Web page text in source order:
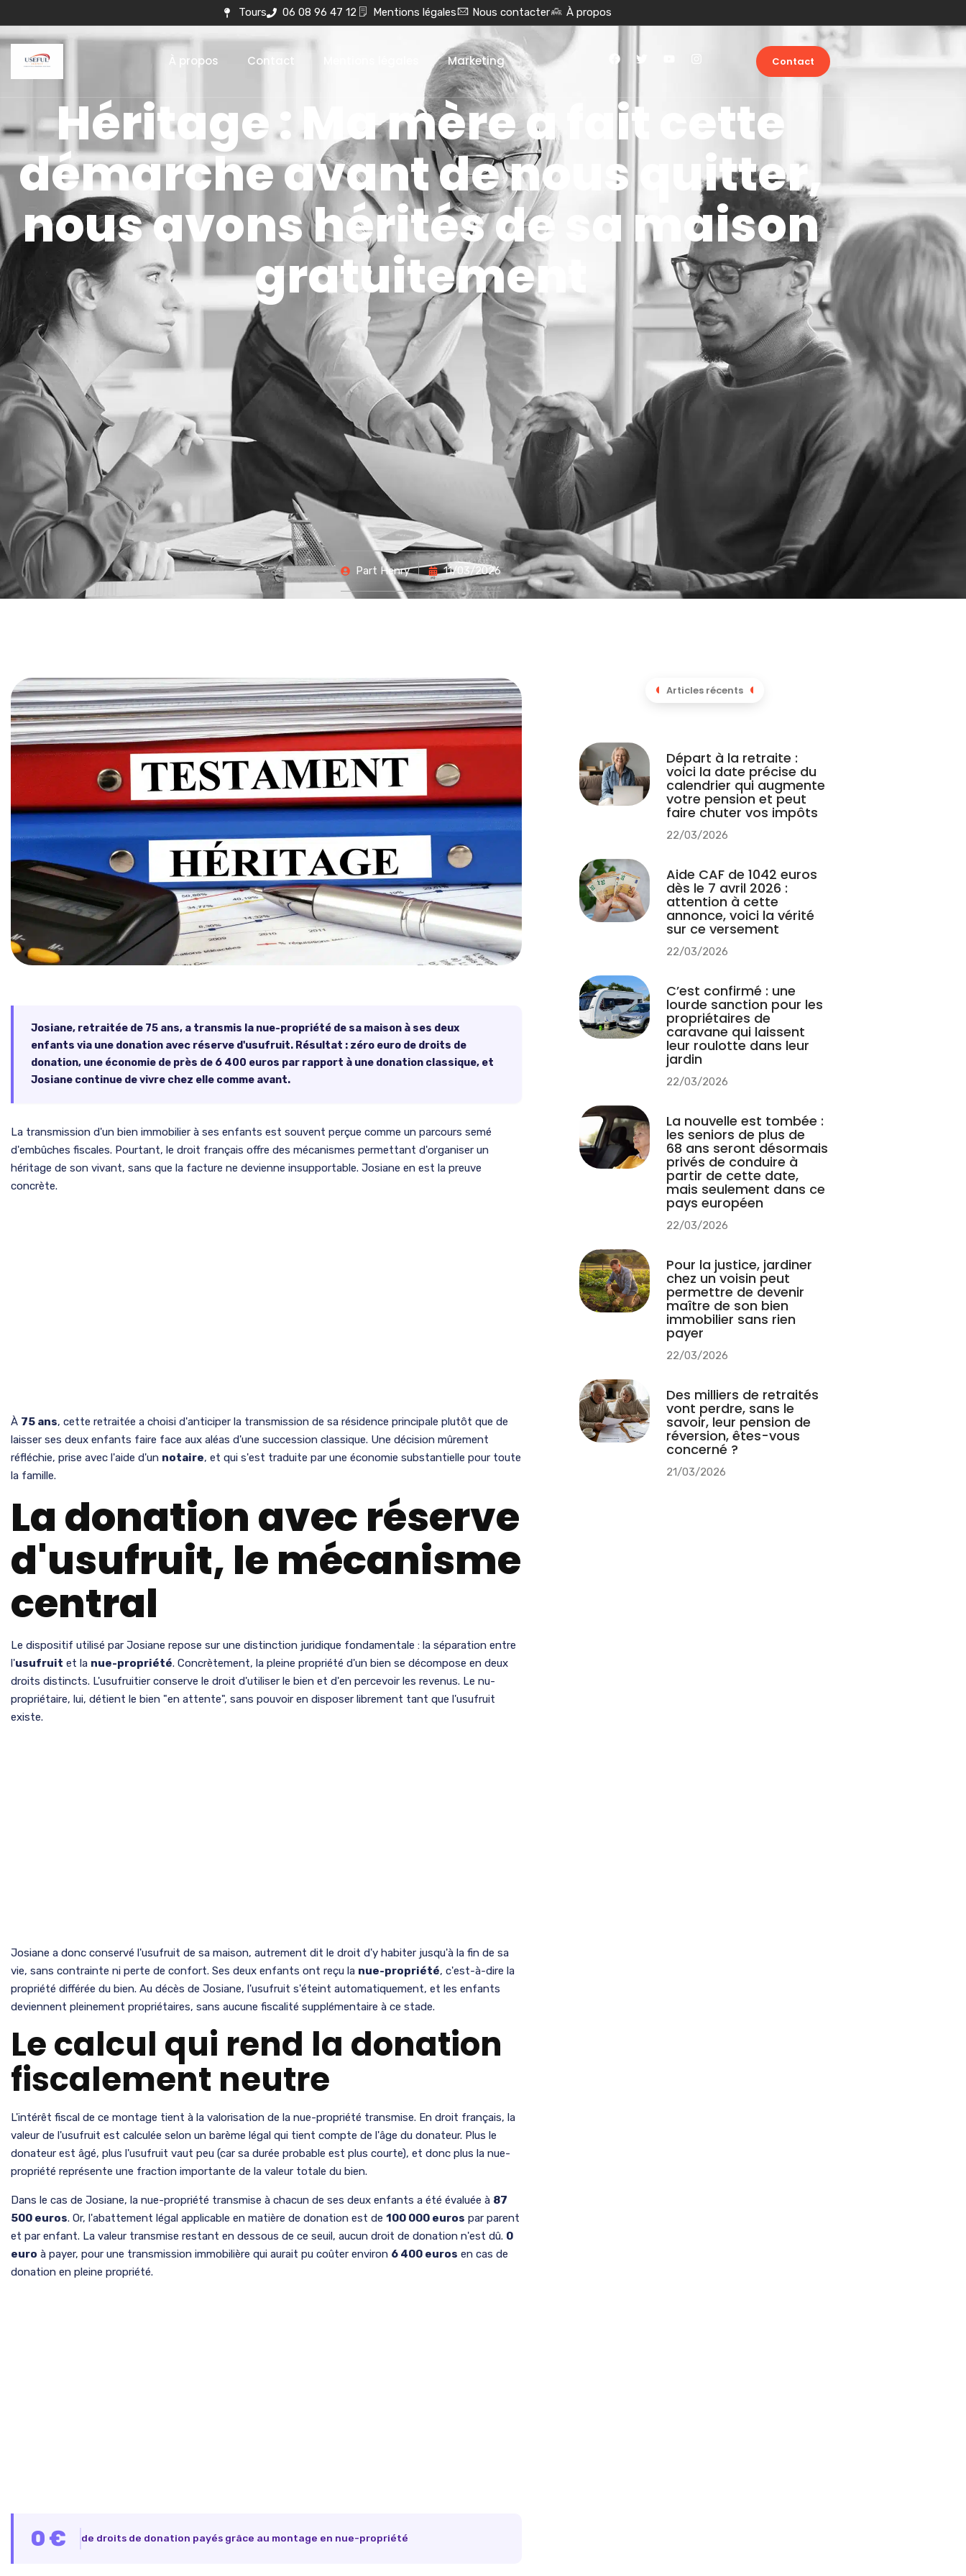
Tours 06 08 96 47 12 Mentions légales Nous contacter À propos
À propos Contact Marketing Contact
Héritage : Ma mère a fait cette
démarche avant de nous quitter,
nous avons hérités de sa maison
gratuitement
Part Henry 11/03/2026
Josiane, retraitée de 75 ans, a transmis la nue-propriété de sa maison à ses deux
enfants via une donation avec réserve d'usufruit. Résultat : zéro euro de droits de
donation, une économie de près de 6 400 euros par rapport à une donation classique, et
Josiane continue de vivre chez elle comme avant.
La transmission d'un bien immobilier à ses enfants est souvent perçue comme un parcours semé
d'embûches fiscales. Pourtant, le droit français offre des mécanismes permettant d'organiser un
héritage de son vivant, sans que la facture ne devienne insupportable. Josiane en est la preuve
concrète.
À 75 ans, cette retraitée a choisi d'anticiper la transmission de sa résidence principale plutôt que de
laisser ses deux enfants faire face aux aléas d'une succession classique. Une décision mûrement
réfléchie, prise avec l'aide d'un notaire, et qui s'est traduite par une économie substantielle pour toute
la famille.
La donation avec réserve
d'usufruit, le mécanisme
central
Le dispositif utilisé par Josiane repose sur une distinction juridique fondamentale : la séparation entre
l'usufruit et la nue-propriété. Concrètement, la pleine propriété d'un bien se décompose en deux
droits distincts. L'usufruitier conserve le droit d'utiliser le bien et d'en percevoir les revenus. Le nu-
propriétaire, lui, détient le bien "en attente", sans pouvoir en disposer librement tant que l'usufruit
existe.
Josiane a donc conservé l'usufruit de sa maison, autrement dit le droit d'y habiter jusqu'à la fin de sa
vie, sans contrainte ni perte de confort. Ses deux enfants ont reçu la nue-propriété, c'est-à-dire la
propriété différée du bien. Au décès de Josiane, l'usufruit s'éteint automatiquement, et les enfants
deviennent pleinement propriétaires, sans aucune fiscalité supplémentaire à ce stade.
Le calcul qui rend la donation
fiscalement neutre
L'intérêt fiscal de ce montage tient à la valorisation de la nue-propriété transmise. En droit français, la
valeur de l'usufruit est calculée selon un barème légal qui tient compte de l'âge du donateur. Plus le
donateur est âgé, plus l'usufruit vaut peu (car sa durée probable est plus courte), et donc plus la nue-
propriété représente une fraction importante de la valeur totale du bien.
Dans le cas de Josiane, la nue-propriété transmise à chacun de ses deux enfants a été évaluée à 87
500 euros. Or, l'abattement légal applicable en matière de donation est de 100 000 euros par parent
et par enfant. La valeur transmise restant en dessous de ce seuil, aucun droit de donation n'est dû. 0
euro à payer, pour une transmission immobilière qui aurait pu coûter environ 6 400 euros en cas de
donation en pleine propriété.
0 € de droits de donation payés grâce au montage en nue-propriété
Articles récents
Départ à la retraite :
voici la date précise du
calendrier qui augmente
votre pension et peut
faire chuter vos impôts
22/03/2026
Aide CAF de 1042 euros
dès le 7 avril 2026 :
attention à cette
annonce, voici la vérité
sur ce versement
22/03/2026
C’est confirmé : une
lourde sanction pour les
propriétaires de
caravane qui laissent
leur roulotte dans leur
jardin
22/03/2026
La nouvelle est tombée :
les seniors de plus de
68 ans seront désormais
privés de conduire à
partir de cette date,
mais seulement dans ce
pays européen
22/03/2026
Pour la justice, jardiner
chez un voisin peut
permettre de devenir
maître de son bien
immobilier sans rien
payer
22/03/2026
Des milliers de retraités
vont perdre, sans le
savoir, leur pension de
réversion, êtes-vous
concerné ?
21/03/2026